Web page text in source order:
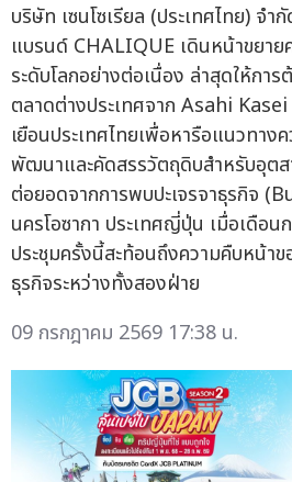
บริษัท เซนโซเรียล (ประเทศไทย) จำ
แบรนด์ CHALIQUE เดินหน้าขยา
ระดับโลกอย่างต่อเนื่อง ล่าสุดให้กา
ตลาดต่างประเทศจาก Asahi
เยือนประเทศไทยเพื่อหารือแนวทาง
พัฒนาและคัดสรรวัตถุดิบสำหรับอุตส
ต่อยอดจากการพบปะเจรจาธุรกิจ
นครโอซากา ประเทศญี่ปุ่น เมื่อเดือ
ประชุมครั้งนี้สะท้อนถึงความคืบหน้า
ธุรกิจระหว่างทั้งสองฝ่าย
09 กรกฎาคม 2569 17:38 น.